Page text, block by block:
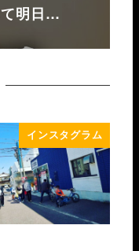
て明日…
インスタグラム